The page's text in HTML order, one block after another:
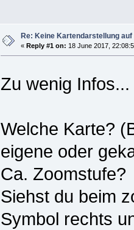
Re: Keine Kartendarstellung
« Reply #1 on: 18 June 2017,
Zu wenig
Welche Karte?
eigene oder
Ca. Zoomstufe?
Siehst du beim
Symbol rechts